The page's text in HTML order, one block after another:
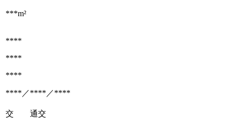
***m²
****
****
****
****／****／****
交 通交